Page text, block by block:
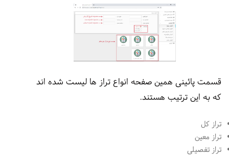
قسمت پائینی همین صفحه انواع تراز ها لیست شده اند
که به این ترتیب هستند.
تراز کل
تراز معین
تراز تفصیلی